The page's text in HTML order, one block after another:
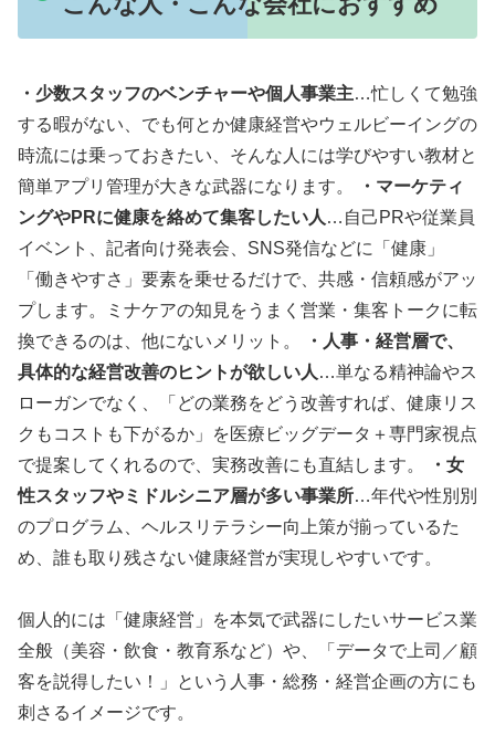
・少数スタッフのベンチャーや個人事業主…忙しくて勉強
する暇がない、でも何とか健康経営やウェルビーイングの
時流には乗っておきたい、そんな人には学びやすい教材と
簡単アプリ管理が大きな武器になります。
・マーケティ
ングやPRに健康を絡めて集客したい人 …自己PRや従業員
イベント、記者向け発表会、SNS発信などに「健康」
「働きやすさ」要素を乗せるだけで、共感・信頼感がアッ
プします。ミナケアの知見をうまく営業・集客トークに転
換できるのは、他にないメリット。
・人事・経営層で、
具体的な経営改善のヒントが欲しい人 …単なる精神論やス
ローガンでなく、「どの業務をどう改善すれば、健康リス
クもコストも下がるか」を医療ビッグデータ＋専門家視点
で提案してくれるので、実務改善にも直結します。
・女
性スタッフやミドルシニア層が多い事業所…年代や性別別
のプログラム、ヘルスリテラシー向上策が揃っているた
め、誰も取り残さない健康経営が実現しやすいです。
個人的には「健康経営」を本気で武器にしたいサービス業
全般（美容・飲食・教育系など）や、「データで上司／顧
客を説得したい！」という人事・総務・経営企画の方にも
刺さるイメージです。